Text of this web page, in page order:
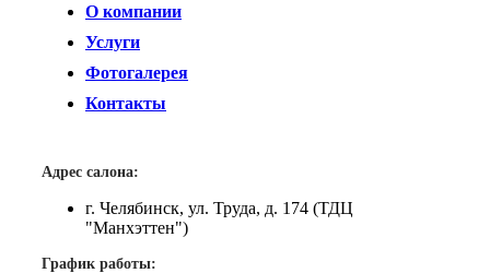
О компании
Услуги
Фотогалерея
Контакты
Адрес салона:
г. Челябинск, ул. Труда, д. 174 (ТДЦ
"Манхэттен")
График работы: